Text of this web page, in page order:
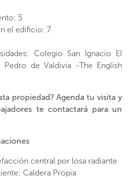
5
el edificio: 7
Colegio San Ignacio El
de Valdivia -The English
propiedad? Agenda tu visita y
te contactará para un
central por losa radiante
Caldera Propia